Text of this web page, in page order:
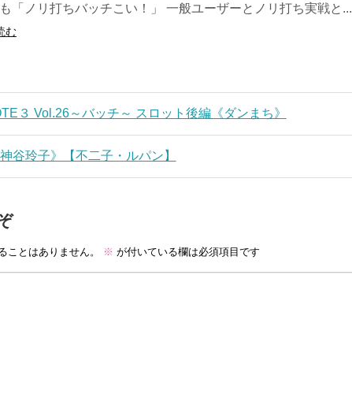
「ノリ打ちバッチこい！」 一般ユーザーとノリ打ち実戦と...
む
３ Vol.26～バッチ～ スロット後編《ダンまち》
谷玲子》【不二子・ルパン】
ことはありません。 ※ が付いている欄は必須項目です